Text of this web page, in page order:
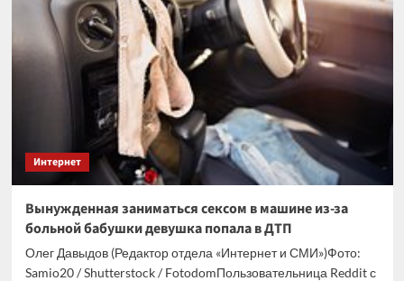
невыносимые
кишечные
газы
бойфренда
и
получила
совет
Интернет
Вынужденная заниматься сексом в машине из-за
больной бабушки девушка попала в ДТП
Олег Давыдов (Редактор отдела «Интернет и СМИ»)Фото:
Samio20 / Shutterstock / FotodomПользовательница Reddit с